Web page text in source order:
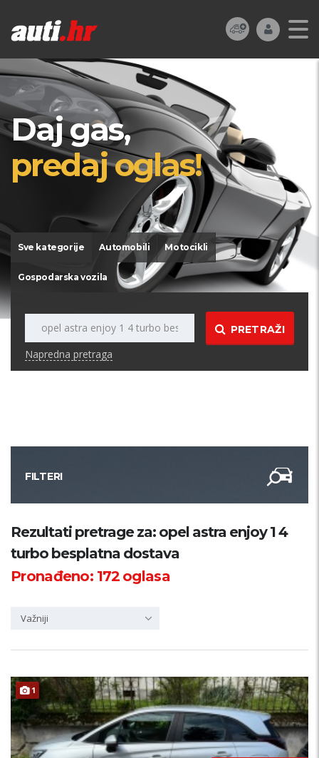
Daj gas,
predaj oglas!
Sve kategorije Automobili Motocikli
Gospodarska vozila
PRETRAŽI
Napredna pretraga
FILTERI
Kategorija
Županija
Rezultati pretrage za: opel astra enjoy 1 4
turbo besplatna dostava
Pronađeno: 172oglasa
Važniji
1